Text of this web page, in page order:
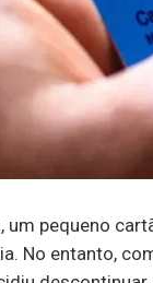
um pequeno
No entanto,